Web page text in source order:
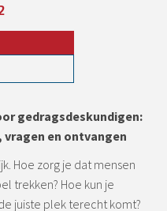
gedragsdeskundigen:
vragen en ontvangen
Hoe zorg je dat mensen
trekken? Hoe kun je
juiste plek terecht komt?